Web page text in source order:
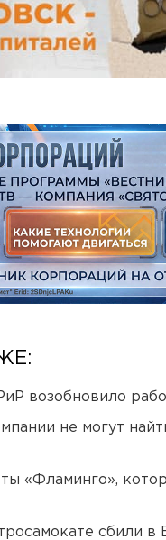
возобновило
не могут
«Фламинго»,
сбили в